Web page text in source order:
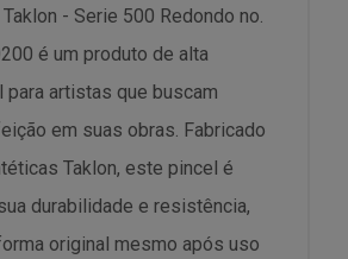
- Serie 500 Redondo no.
é um produto de alta
para artistas que buscam
em suas obras. Fabricado
Taklon, este pincel é
durabilidade e resistência,
original mesmo após uso